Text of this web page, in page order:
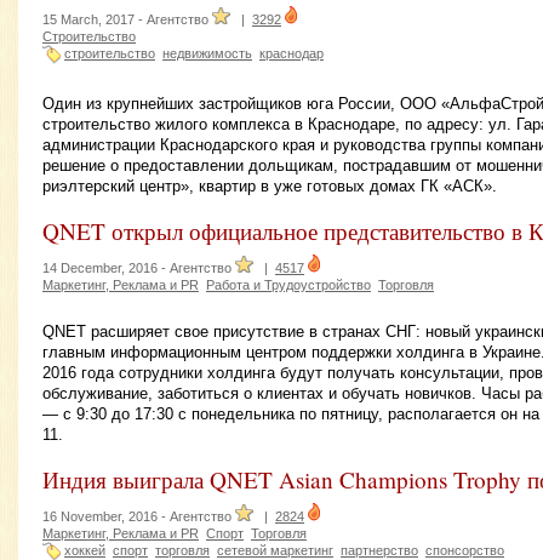
15 March, 2017 - Агентство | 3292
Строительство
строительство недвижимость краснодар
Один из крупнейших застройщиков юга России, ООО
строительство жилого комплекса в Краснодаре, по адресу: ул.
администрации Краснодарского края и руководства группы
решение о предоставлении дольщикам, пострадавшим от
риэлтерский центр», квартир в уже готовых домах ГК «АСК».
QNET открыл официальное представительство в
14 December, 2016 - Агентство | 4517
Маркетинг, Реклама и PR
Работа и Трудоустройство Торговля
QNET расширяет свое присутствие в странах СНГ: новый
главным информационным центром поддержки холдинга в
2016 года cотрудники холдинга будут получать консультации,
обслуживание, заботиться о клиентах и обучать новичков. Часы
— с 9:30 до 17:30 с понедельника по пятницу, располагается он
11.
Индия выиграла QNET Asian Champions Trophy
16 November, 2016 - Агентство | 2824
Маркетинг, Реклама и PR Спорт Торговля
хоккей спорт торговля сетевой маркетинг партнерство спонсорство